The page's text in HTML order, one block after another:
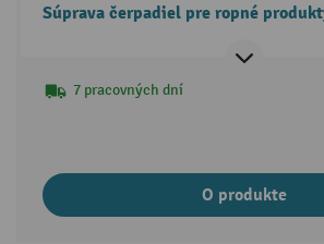
Súprava čerpadiel pre ropné
7 pracovných dní
O produkte